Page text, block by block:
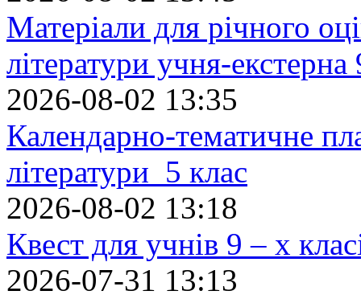
Матеріали для річного
літератури учня-екстерна
2026-08-02 13:35
Календарно-тематичне
літератури 5 клас
2026-08-02 13:18
Квест для учнів 9 – х
2026-07-31 13:13